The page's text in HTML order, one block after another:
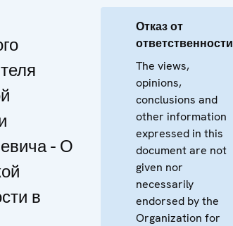
- О
в
Отказ от
ответственности
The views,
opinions,
conclusions and
other information
expressed in this
document are not
given nor
necessarily
endorsed by the
Organization for